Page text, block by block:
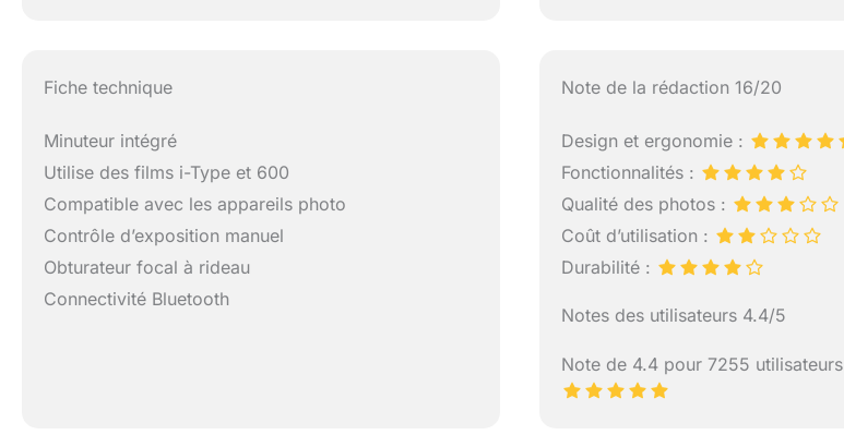
Fiche technique
Minuteur intégré
Utilise des films i-Type et 600
Compatible avec les appareils photo
Contrôle d’exposition manuel
Obturateur focal à rideau
Connectivité Bluetooth
Note de la rédaction 16/20
Design et ergonomie :
Fonctionnalités :
Qualité des photos :
Coût d’utilisation :
Durabilité :
Notes des utilisateurs 4.4/5
Note de 4.4 pour 7255 utilisateurs